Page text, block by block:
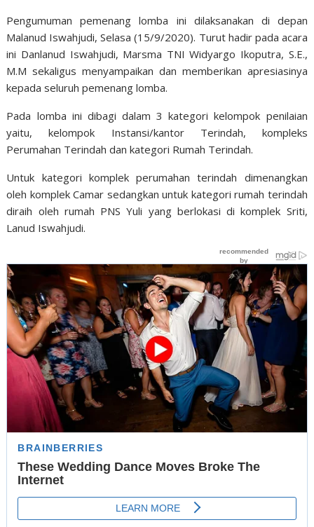
Pengumuman pemenang lomba ini dilaksanakan di depan
Malanud Iswahjudi, Selasa (15/9/2020). Turut hadir pada acara
ini Danlanud Iswahjudi, Marsma TNI Widyargo Ikoputra, S.E.,
M.M sekaligus menyampaikan dan memberikan apresiasinya
kepada seluruh pemenang lomba.
Pada lomba ini dibagi dalam 3 kategori kelompok penilaian
yaitu, kelompok Instansi/kantor Terindah, kompleks
Perumahan Terindah dan kategori Rumah Terindah.
Untuk kategori komplek perumahan terindah dimenangkan
oleh komplek Camar sedangkan untuk kategori rumah terindah
diraih oleh rumah PNS Yuli yang berlokasi di komplek Sriti,
Lanud Iswahjudi.